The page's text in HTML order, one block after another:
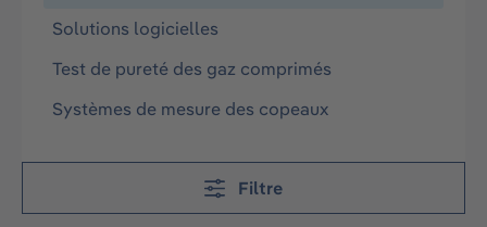
Solutions logicielles
Test de pureté des gaz comprimés
Systèmes de mesure des copeaux
Filtre